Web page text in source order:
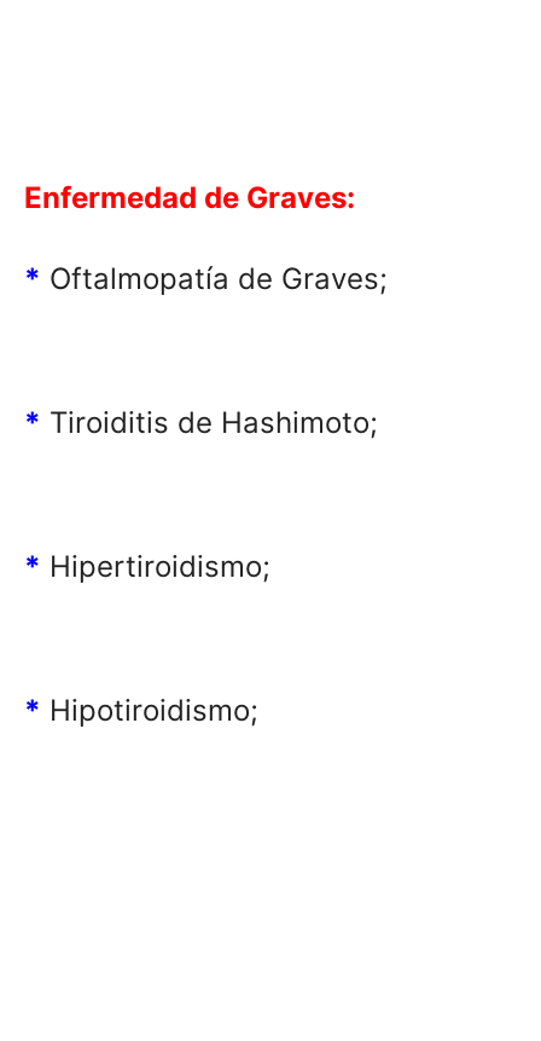
Enfermedad de Graves:
* Oftalmopatía de Graves;
* Tiroiditis de Hashimoto;
* Hipertiroidismo;
* Hipotiroidismo;